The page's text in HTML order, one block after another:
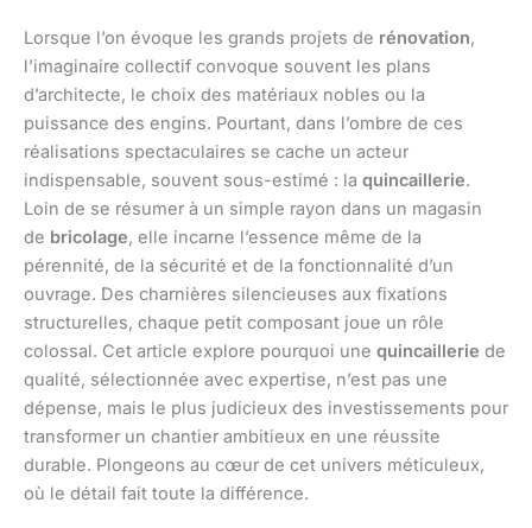
Lorsque l’on évoque les grands projets de rénovation,
l’imaginaire collectif convoque souvent les plans
d’architecte, le choix des matériaux nobles ou la
puissance des engins. Pourtant, dans l’ombre de ces
réalisations spectaculaires se cache un acteur
indispensable, souvent sous-estimé : la quincaillerie.
Loin de se résumer à un simple rayon dans un magasin
de bricolage, elle incarne l’essence même de la
pérennité, de la sécurité et de la fonctionnalité d’un
ouvrage. Des charnières silencieuses aux fixations
structurelles, chaque petit composant joue un rôle
colossal. Cet article explore pourquoi une quincaillerie de
qualité, sélectionnée avec expertise, n’est pas une
dépense, mais le plus judicieux des investissements pour
transformer un chantier ambitieux en une réussite
durable. Plongeons au cœur de cet univers méticuleux,
où le détail fait toute la différence.